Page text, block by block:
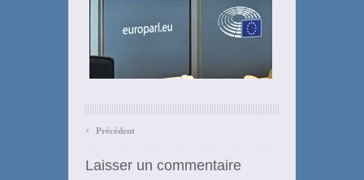
‹ Précédent
Laisser un commentaire